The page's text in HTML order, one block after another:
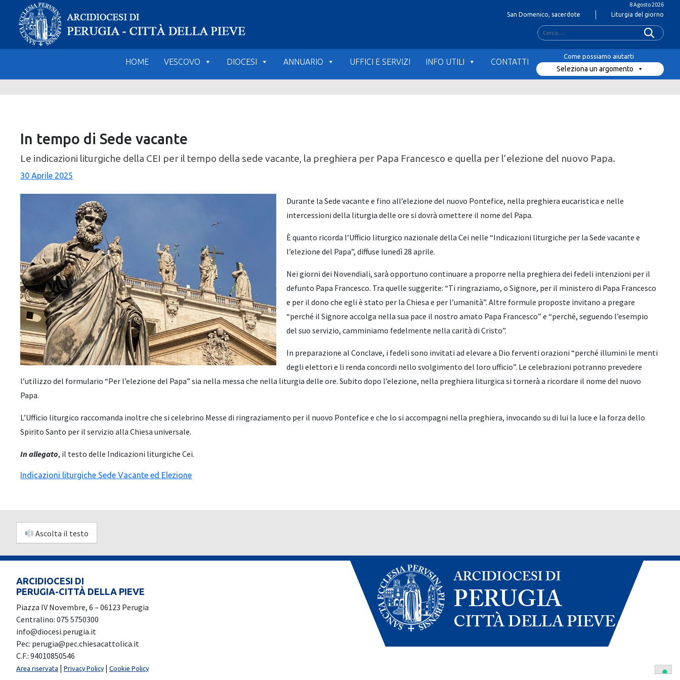
content
8 Agosto 2026
San Domenico, sacerdote Liturgia del giorno
Ricerca
per:
HOME VESCOVO DIOCESI ANNUARIO UFFICI E SERVIZI INFO UTILI CONTATTI
Seleziona un argomento
In tempo di Sede vacante
Le indicazioni liturgiche della CEI per il tempo della sede vacante, la preghiera per Papa Francesco e quella per l’elezione del nuovo Papa.
30 Aprile 2025
Durante la Sede vacante e fino all’elezione del nuovo Pontefice, nella preghiera eucaristica e nelle
intercessioni della liturgia delle ore si dovrà omettere il nome del Papa.
È quanto ricorda l’Ufficio liturgico nazionale della Cei nelle “Indicazioni liturgiche per la Sede vacante e
l’elezione del Papa”, diffuse lunedì 28 aprile.
Nei giorni dei Novendiali, sarà opportuno continuare a proporre nella preghiera dei fedeli intenzioni per il
defunto Papa Francesco. Tra quelle suggerite: “Ti ringraziamo, o Signore, per il ministero di Papa Francesco
e per il dono che egli è stato per la Chiesa e per l’umanità”. Altre formule proposte invitano a pregare
“perché il Signore accolga nella sua pace il nostro amato Papa Francesco” e “perché, seguendo l’esempio
del suo servizio, camminiamo fedelmente nella carità di Cristo”.
In preparazione al Conclave, i fedeli sono invitati ad elevare a Dio ferventi orazioni “perché illumini le menti
degli elettori e li renda concordi nello svolgimento del loro ufficio”. Le celebrazioni potranno prevedere
l’utilizzo del formulario “Per l’elezione del Papa” sia nella messa che nella liturgia delle ore. Subito dopo l’elezione, nella preghiera liturgica si tornerà a ricordare il nome del nuovo
Papa.
L’Ufficio liturgico raccomanda inoltre che si celebrino Messe di ringraziamento per il nuovo Pontefice e che lo si accompagni nella preghiera, invocando su di lui la luce e la forza dello
Spirito Santo per il servizio alla Chiesa universale.
In allegato, il testo delle Indicazioni liturgiche Cei.
Indicazioni liturgiche Sede Vacante ed Elezione
Ascolta il testo
ARCIDIOCESI DI
PERUGIA-CITTÀ DELLA PIEVE
Piazza IV Novembre, 6 – 06123 Perugia
Centralino: 075 5750300
info@diocesi.perugia.it
Pec: perugia@pec.chiesacattolica.it
C.F.: 94010850546
Area riservata | Privacy Policy | Cookie Policy